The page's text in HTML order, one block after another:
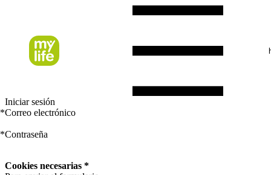
Iniciar sesión
*Correo electrónico
*Contraseña
Cookies necesarias *